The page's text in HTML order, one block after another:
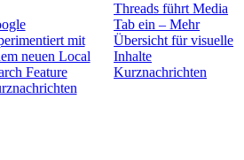
mit
neuen Local
Feature
Threads führt Media
Tab ein – Mehr
Übersicht für visuelle
Inhalte
Kurznachrichten